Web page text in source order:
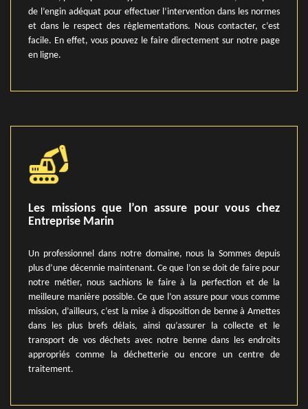
de l’engin adéquat pour effectuer l’intervention dans les normes
et dans le respect des règlementations. Nous contacter, c’est
facile. En effet, vous pouvez le faire directement sur notre page
en ligne.
Les missions que l’on assure pour vous chez
Entreprise Marin
Un professionnel dans notre domaine, nous la Sommes depuis
plus d’une décennie maintenant. Ce que l’on se doit de faire pour
notre métier, nous sachions le faire à la perfection et de la
meilleure manière possible. Ce que l’on assure pour vous comme
mission, d’ailleurs, c’est la mise à disposition de benne à Amettes
dans les plus brefs délais, ainsi qu’assurer la collecte et le
transport de vos déchets avec notre benne dans les endroits
appropriés comme la déchetterie ou encore un centre de
traitement.